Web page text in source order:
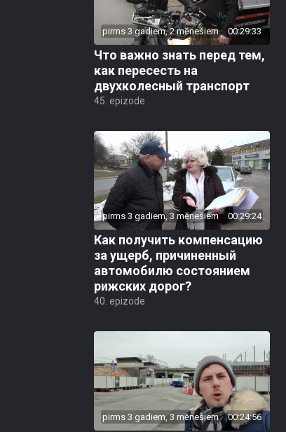
pirms 3 gadiem, 2 mēnešiem 00:29:33
Что важно знать перед тем,
как пересесть на
двухколесный транспорт
45. epizode
pirms 3 gadiem, 3 mēnešiem 00:29:24
Как получить компенсацию
за ущерб, причиненный
автомобилю состоянием
рижских дорог?
40. epizode
pirms 3 gadiem, 3 mēnešiem 00:24:56